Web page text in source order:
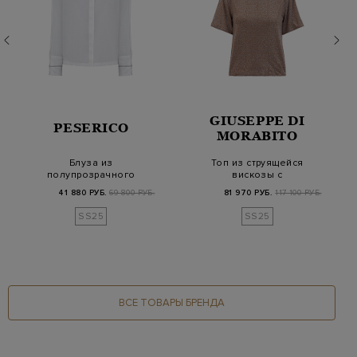
PESERICO
Блуза из
полупрозрачного
хлопка и шелка с
окантовкой P…
41 880 РУБ. 69 800 РУБ.
SS25
GIUSEPPE DI
MORABITO
Топ из струящейся
вискозы с
миниатюрными
стразами
81 970 РУБ. 117 100 РУБ.
SS25
ВСЕ ТОВАРЫ БРЕНДА